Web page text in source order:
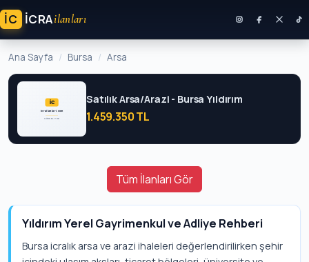
İC ICRAilanları
Ana Sayfa Bursa Arsa
Satılık Arsa/Arazi - Bursa Yıldırım
1.459.350 TL
Tüm İlanları Gör
Yıldırım Yerel Gayrimenkul ve Adliye Rehberi
Bursa icralık arsa ve arazi ihaleleri değerlendirilirken şehir